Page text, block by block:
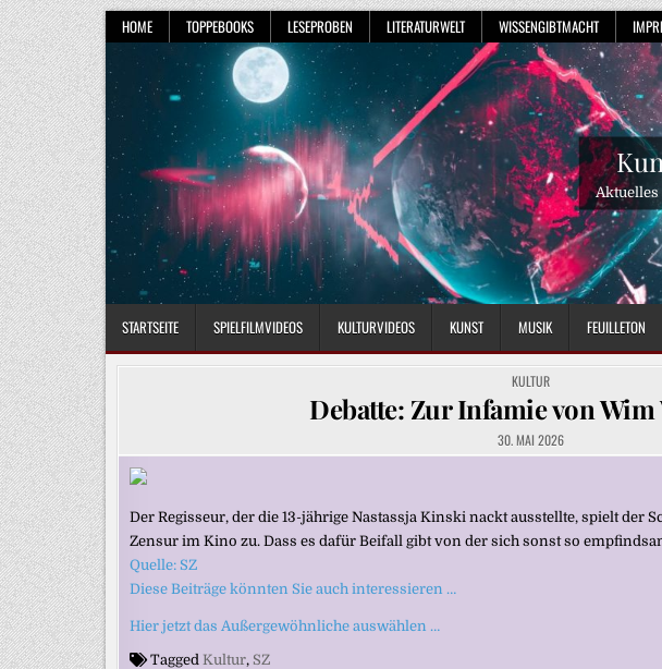
Skip
to
content
HOME TOPPEBOOKS LESEPROBEN LITERATURWELT WISSENGIBTMACHT
STARTSEITE SPIELFILMVIDEOS KULTURVIDEOS KUNST MUSIK FEUILLETON
POSTED
IN
KULTUR
Debatte: Zur Infamie von Wim
30. MAI 2026
Der Regisseur, der die 13-jährige Nastassja Kinski nackt ausstellte, spielt der
Zensur im Kino zu. Dass es dafür Beifall gibt von der sich sonst so
Quelle: SZ
Diese Beiträge könnten Sie auch interessieren …
Hier jetzt das Außergewöhnliche auswählen …
Tagged Kultur, SZ